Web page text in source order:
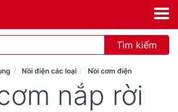
Tìm kiếm
Nồi điện các loại Nồi cơm điện
nắp rời